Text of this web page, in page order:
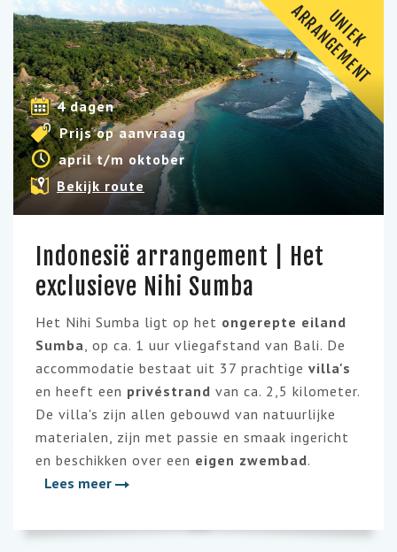
U
N
I
E
K
A
R
R
A
N
G
E
M
E
N
T
4 dagen
Prijs op aanvraag
april t/m oktober
Bekijk route
Indonesië arrangement | Het
exclusieve Nihi Sumba
Het Nihi Sumba ligt op het ongerepte eiland
Sumba, op ca. 1 uur vliegafstand van Bali. De
accommodatie bestaat uit 37 prachtige villa's
en heeft een privéstrand van ca. 2,5 kilometer.
De villa's zijn allen gebouwd van natuurlijke
materialen, zijn met passie en smaak ingericht
en beschikken over een eigen zwembad.
Lees meer